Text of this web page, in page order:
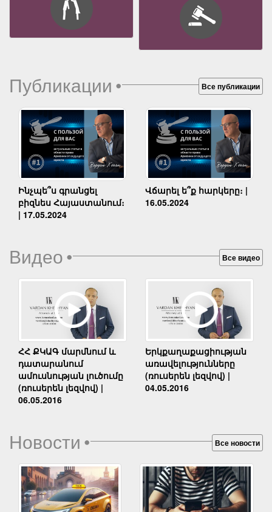
Публикации• Все публикации
Ինչպե՞ս գրանցել
բիզնես Հայաստանում։
| 17.05.2024
Վճարել ե՞ք հարկերը։ |
16.05.2024
Видео• Все видео
ՀՀ ՔԿԱԳ մարմնում և
դատարանում
ամուսնության լուծումը
(ռուսերեն լեզվով) |
06.05.2016
Երկքաղաքացիության
առավելությունները
(ռուսերեն լեզվով) |
04.05.2016
Новости• Все новости